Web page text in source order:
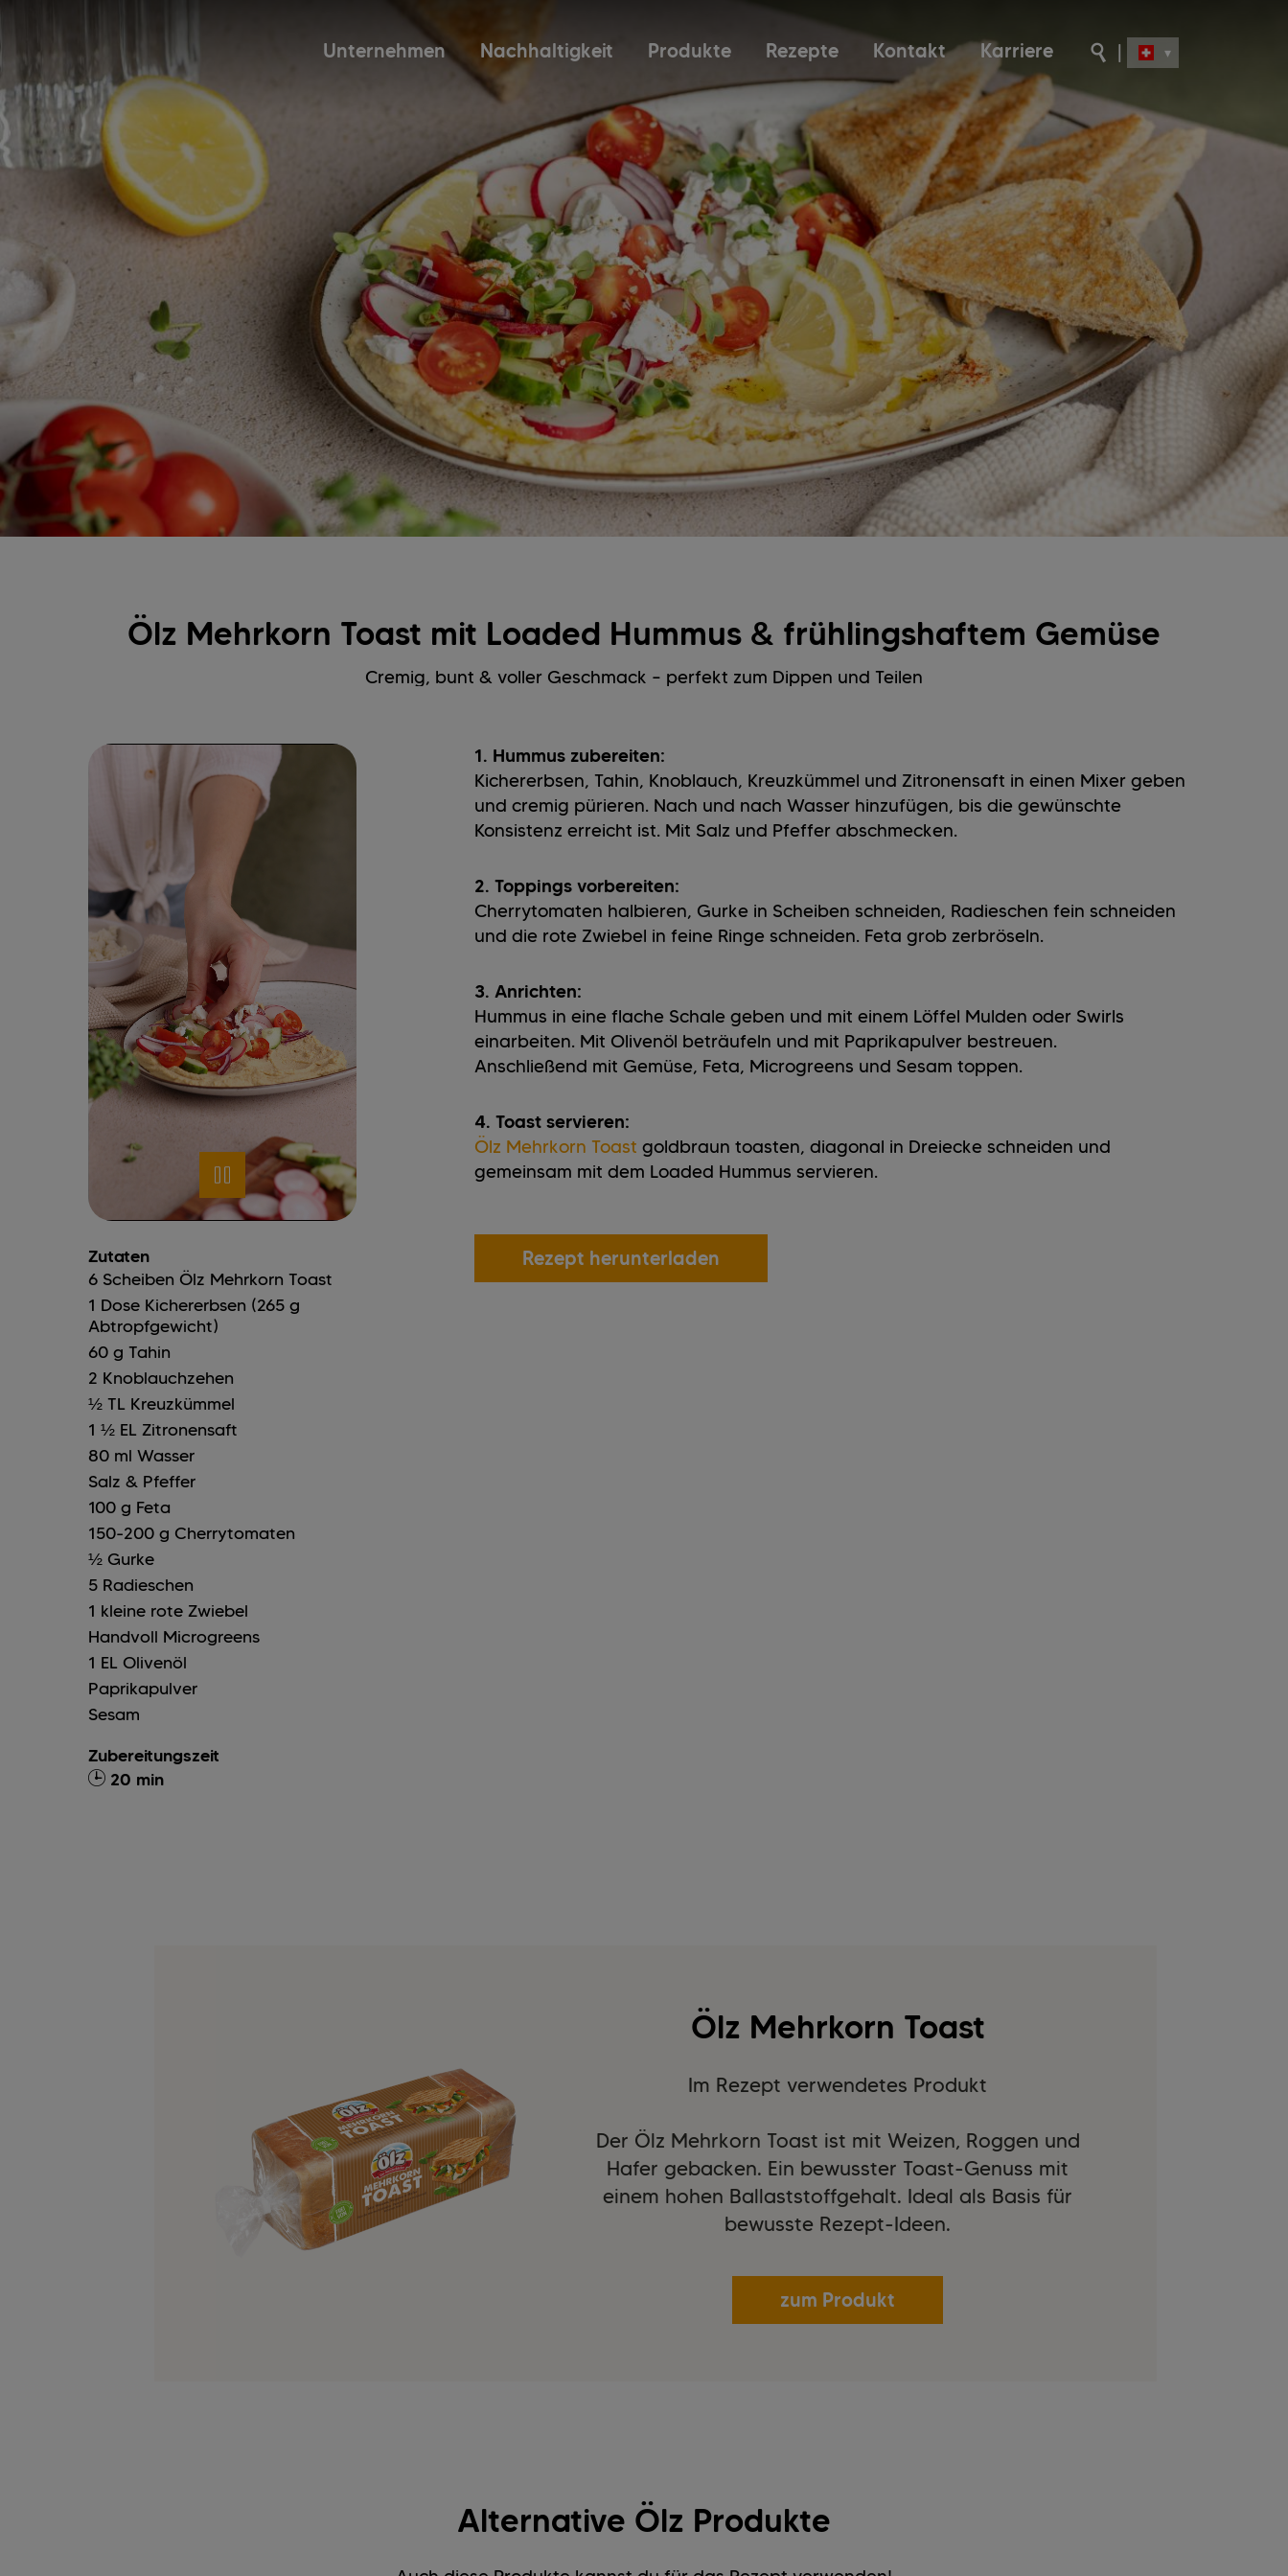
Unternehmen Nachhaltigkeit Produkte Rezepte Kontakt Karriere
Ölz Mehrkorn Toast mit Loaded Hummus & frühlingshaftem Gemüse
Cremig, bunt & voller Geschmack – perfekt zum Dippen und Teilen
1. Hummus zubereiten:
Kichererbsen, Tahin, Knoblauch, Kreuzkümmel und Zitronensaft in einen Mixer geben
und cremig pürieren. Nach und nach Wasser hinzufügen, bis die gewünschte
Konsistenz erreicht ist. Mit Salz und Pfeffer abschmecken.
2. Toppings vorbereiten:
Cherrytomaten halbieren, Gurke in Scheiben schneiden, Radieschen fein schneiden
und die rote Zwiebel in feine Ringe schneiden. Feta grob zerbröseln.
3. Anrichten:
Hummus in eine flache Schale geben und mit einem Löffel Mulden oder Swirls
einarbeiten. Mit Olivenöl beträufeln und mit Paprikapulver bestreuen.
Anschließend mit Gemüse, Feta, Microgreens und Sesam toppen.
4. Toast servieren:
Ölz Mehrkorn Toast goldbraun toasten, diagonal in Dreiecke schneiden und
gemeinsam mit dem Loaded Hummus servieren.
Rezept herunterladen
Zutaten
6 Scheiben Ölz Mehrkorn Toast
1 Dose Kichererbsen (265 g
Abtropfgewicht)
60 g Tahin
2 Knoblauchzehen
½ TL Kreuzkümmel
1 ½ EL Zitronensaft
80 ml Wasser
Salz & Pfeffer
100 g Feta
150-200 g Cherrytomaten
½ Gurke
5 Radieschen
1 kleine rote Zwiebel
Handvoll Microgreens
1 EL Olivenöl
Paprikapulver
Sesam
Zubereitungszeit
20 min
Ölz Mehrkorn Toast
Im Rezept verwendetes Produkt
Der Ölz Mehrkorn Toast ist mit Weizen, Roggen und
Hafer gebacken. Ein bewusster Toast-Genuss mit
einem hohen Ballaststoffgehalt. Ideal als Basis für
bewusste Rezept-Ideen.
zum Produkt
Alternative Ölz Produkte